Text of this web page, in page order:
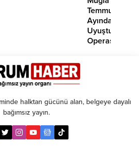
Temmuz
Ayında
Uyuşturucu
Operasyonu:
halktan gücünü alan, belgeye dayalı
bağımsız yayın.